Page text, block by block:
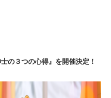
の３つの心得』を開催決定！